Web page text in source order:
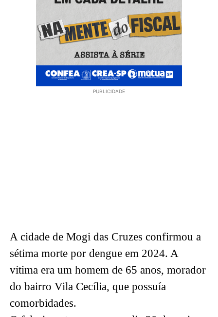
PUBLICIDADE
A cidade de Mogi das Cruzes confirmou a
sétima morte por dengue em 2024. A
vítima era um homem de 65 anos, morador
do bairro Vila Cecília, que possuía
comorbidades.